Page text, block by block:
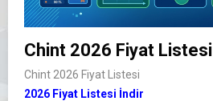
Chint 2026 Fiyat Listesi
Chint 2026 Fiyat Listesi
2026 Fiyat Listesi İndir